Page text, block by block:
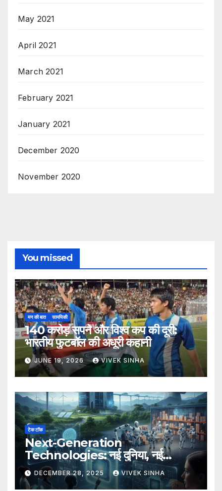
May 2021
April 2021
March 2021
February 2021
January 2021
December 2020
November 2020
You missed
मन की बात सामयिकी
140 करोड़ सपने और विश्व कप की दूरी:
भारतीय फुटबॉल की अधूरी कहानी
JUNE 19, 2026 VIVEK SINHA
टेक टॉक
Next-Generation
Technologies: नई दुनिया, नई
संभावनाएँ, नया भविष्य
DECEMBER 28, 2025 VIVEK SINHA